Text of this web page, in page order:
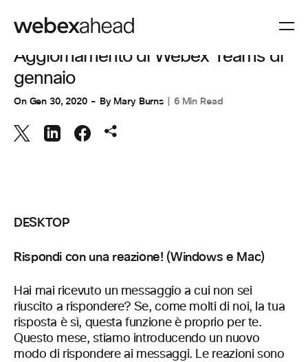
TEAM COLLABORATION
Aggiornamento di Webex Teams di
gennaio
On Gen 30, 2020 By Mary Burns 6 Min Read
DESKTOP
Rispondi con una reazione! (Windows e Mac)
Hai mai ricevuto un messaggio a cui non sei
riuscito a rispondere? Se, come molti di noi, la tua
risposta è sì, questa funzione è proprio per te.
Questo mese, stiamo introducendo un nuovo
modo di rispondere ai messaggi. Le reazioni sono